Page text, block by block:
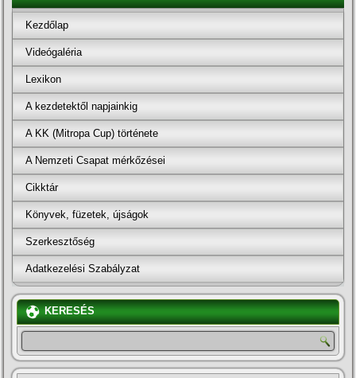
Kezdőlap
Videógaléria
Lexikon
A kezdetektől napjainkig
A KK (Mitropa Cup) története
A Nemzeti Csapat mérkőzései
Cikktár
Könyvek, füzetek, újságok
Szerkesztőség
Adatkezelési Szabályzat
KERESÉS